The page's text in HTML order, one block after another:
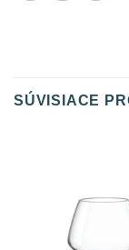
SÚVISIACE